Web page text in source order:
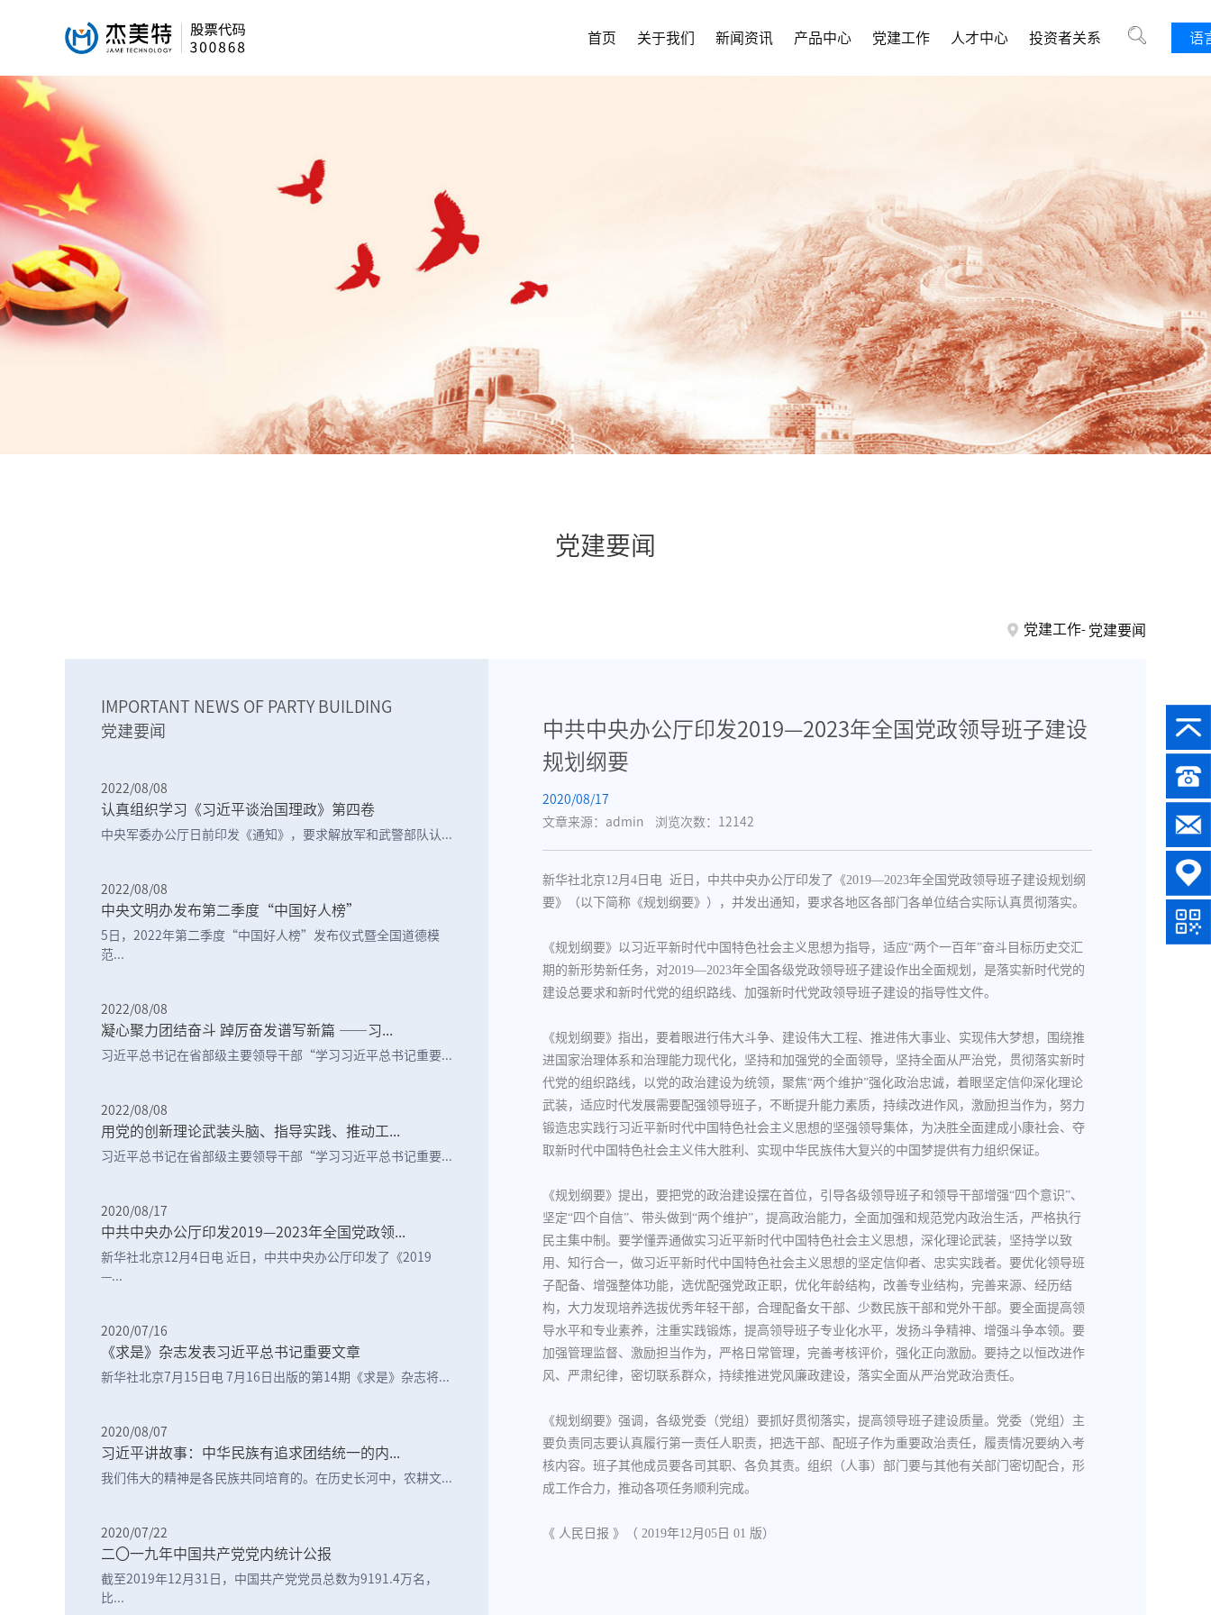
首页 关于我们 新闻资讯 产品中心 党建工作 人才中心 投资者关系 语
党建要闻
党建工作 党建要闻
IMPORTANT NEWS OF PARTY BUILDING
党建要闻
2022/08/08
认真组织学习《习近平谈治国理政》第四卷
中央军委办公厅日前印发《通知》，要求解放军和武警部队认...
2022/08/08
中央文明办发布第二季度“中国好人榜”
5日，2022年第二季度“中国好人榜”发布仪式暨全国道德模
范...
2022/08/08
凝心聚力团结奋斗 踔厉奋发谱写新篇 ——习...
习近平总书记在省部级主要领导干部“学习习近平总书记重要...
2022/08/08
用党的创新理论武装头脑、指导实践、推动工...
习近平总书记在省部级主要领导干部“学习习近平总书记重要...
2020/08/17
中共中央办公厅印发2019—2023年全国党政领...
新华社北京12月4日电 近日，中共中央办公厅印发了《2019
—...
2020/07/16
《求是》杂志发表习近平总书记重要文章
新华社北京7月15日电 7月16日出版的第14期《求是》杂志将...
2020/08/07
习近平讲故事：中华民族有追求团结统一的内...
我们伟大的精神是各民族共同培育的。在历史长河中，农耕文...
2020/07/22
二〇一九年中国共产党党内统计公报
截至2019年12月31日，中国共产党党员总数为9191.4万名，
比...
中共中央办公厅印发2019—2023年全国党政领导班子建设
规划纲要
2020/08/17
文章来源：admin
浏览次数：12142
新华社北京12月4日电 近日，中共中央办公厅印发了《2019—2023年全国党政领导班子建设规划纲
要》（以下简称《规划纲要》），并发出通知，要求各地区各部门各单位结合实际认真贯彻落实。
《规划纲要》以习近平新时代中国特色社会主义思想为指导，适应“两个一百年”奋斗目标历史交汇
期的新形势新任务，对2019—2023年全国各级党政领导班子建设作出全面规划，是落实新时代党的
建设总要求和新时代党的组织路线、加强新时代党政领导班子建设的指导性文件。
《规划纲要》指出，要着眼进行伟大斗争、建设伟大工程、推进伟大事业、实现伟大梦想，围绕推
进国家治理体系和治理能力现代化，坚持和加强党的全面领导，坚持全面从严治党，贯彻落实新时
代党的组织路线，以党的政治建设为统领，聚焦“两个维护”强化政治忠诚，着眼坚定信仰深化理论
武装，适应时代发展需要配强领导班子，不断提升能力素质，持续改进作风，激励担当作为，努力
锻造忠实践行习近平新时代中国特色社会主义思想的坚强领导集体，为决胜全面建成小康社会、夺
取新时代中国特色社会主义伟大胜利、实现中华民族伟大复兴的中国梦提供有力组织保证。
《规划纲要》提出，要把党的政治建设摆在首位，引导各级领导班子和领导干部增强“四个意识”、
坚定“四个自信”、带头做到“两个维护”，提高政治能力，全面加强和规范党内政治生活，严格执行
民主集中制。要学懂弄通做实习近平新时代中国特色社会主义思想，深化理论武装，坚持学以致
用、知行合一，做习近平新时代中国特色社会主义思想的坚定信仰者、忠实实践者。要优化领导班
子配备、增强整体功能，选优配强党政正职，优化年龄结构，改善专业结构，完善来源、经历结
构，大力发现培养选拔优秀年轻干部，合理配备女干部、少数民族干部和党外干部。要全面提高领
导水平和专业素养，注重实践锻炼，提高领导班子专业化水平，发扬斗争精神、增强斗争本领。要
加强管理监督、激励担当作为，严格日常管理，完善考核评价，强化正向激励。要持之以恒改进作
风、严肃纪律，密切联系群众，持续推进党风廉政建设，落实全面从严治党政治责任。
《规划纲要》强调，各级党委（党组）要抓好贯彻落实，提高领导班子建设质量。党委（党组）主
要负责同志要认真履行第一责任人职责，把选干部、配班子作为重要政治责任，履责情况要纳入考
核内容。班子其他成员要各司其职、各负其责。组织（人事）部门要与其他有关部门密切配合，形
成工作合力，推动各项任务顺利完成。
《 人民日报 》（ 2019年12月05日 01 版）